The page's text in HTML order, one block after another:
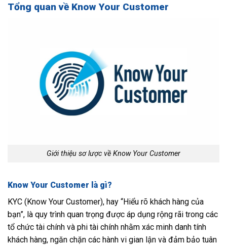
Tổng quan về Know Your Customer
Giới thiệu sơ lược về Know Your Customer
Know Your Customer là gì?
KYC (Know Your Customer), hay “Hiểu rõ khách hàng của
bạn”, là quy trình quan trọng được áp dụng rộng rãi trong các
tổ chức tài chính và phi tài chính nhằm xác minh danh tính
khách hàng, ngăn chặn các hành vi gian lận và đảm bảo tuân